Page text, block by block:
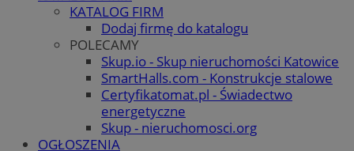
KATALOG FIRM
Dodaj firmę do katalogu
POLECAMY
Skup.io - Skup nieruchomości Katowice
SmartHalls.com - Konstrukcje stalowe
Certyfikatomat.pl - Świadectwo
energetyczne
Skup - nieruchomosci.org
OGŁOSZENIA